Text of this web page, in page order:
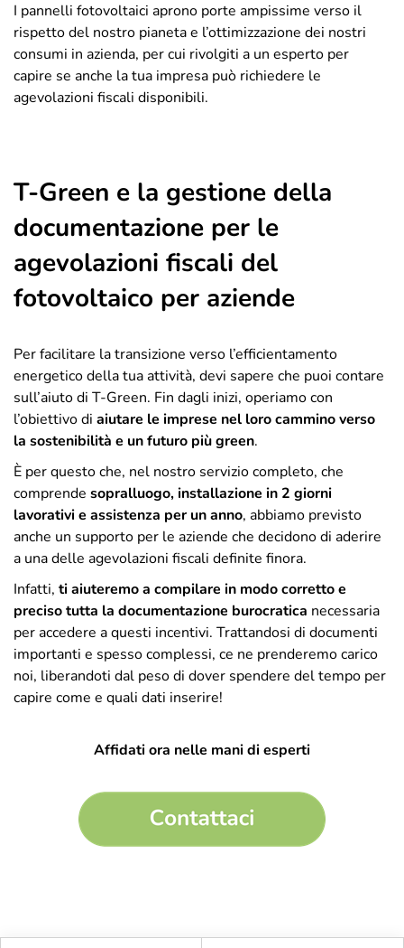
I pannelli fotovoltaici aprono porte ampissime verso il
rispetto del nostro pianeta e l’ottimizzazione dei nostri
consumi in azienda, per cui rivolgiti a un esperto per
capire se anche la tua impresa può richiedere le
agevolazioni fiscali disponibili.
T-Green e la gestione della
documentazione per le
agevolazioni fiscali del
fotovoltaico per aziende
Per facilitare la transizione verso l’efficientamento
energetico della tua attività, devi sapere che puoi contare
sull’aiuto di T-Green. Fin dagli inizi, operiamo con
l’obiettivo di aiutare le imprese nel loro cammino verso
la sostenibilità e un futuro più green.
È per questo che, nel nostro servizio completo, che
comprende sopralluogo, installazione in 2 giorni
lavorativi e assistenza per un anno, abbiamo previsto
anche un supporto per le aziende che decidono di aderire
a una delle agevolazioni fiscali definite finora.
Infatti, ti aiuteremo a compilare in modo corretto e
preciso tutta la documentazione burocratica necessaria
per accedere a questi incentivi. Trattandosi di documenti
importanti e spesso complessi, ce ne prenderemo carico
noi, liberandoti dal peso di dover spendere del tempo per
capire come e quali dati inserire!
Affidati ora nelle mani di esperti